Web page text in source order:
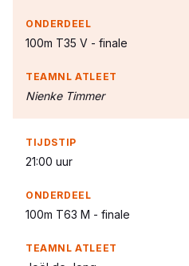
100m T35 V - finale
Nienke Timmer
21:00 uur
100m T63 M - finale